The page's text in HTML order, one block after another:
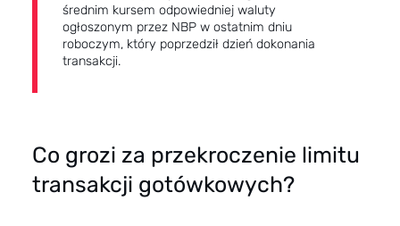
średnim kursem odpowiedniej waluty
ogłoszonym przez NBP w ostatnim dniu
roboczym, który poprzedził dzień dokonania
transakcji.
Co grozi za przekroczenie limitu
transakcji gotówkowych?